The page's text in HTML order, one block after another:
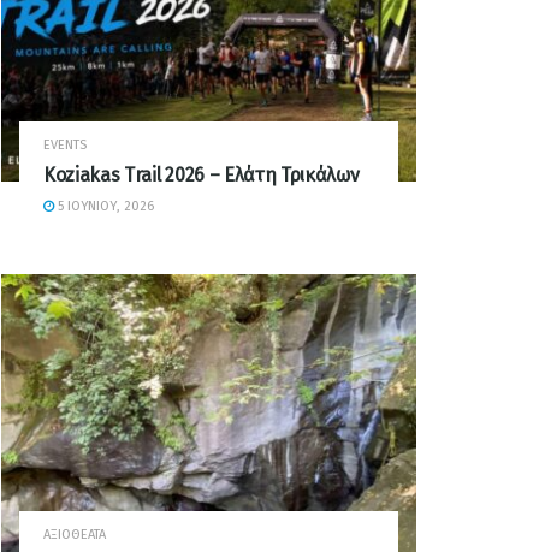
EVENTS
Koziakas Trail 2026 – Ελάτη Τρικάλων
5 ΙΟΥΝΊΟΥ, 2026
ΑΞΙΟΘΈΑΤΑ